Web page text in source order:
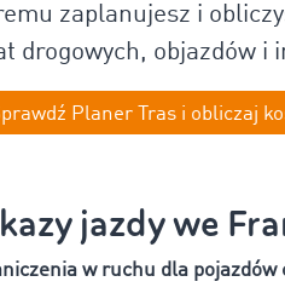
zaplanujesz i
drogowych, objazdów i
Planer Tras i obliczaj
jazdy we
w ruchu dla pojazdów